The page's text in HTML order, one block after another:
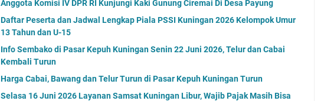
Anggota Komisi IV DPR RI Kunjungi Kaki Gunung Ciremai Di Desa Payung
Daftar Peserta dan Jadwal Lengkap Piala PSSI Kuningan 2026 Kelompok Umur
13 Tahun dan U-15
Info Sembako di Pasar Kepuh Kuningan Senin 22 Juni 2026, Telur dan Cabai
Kembali Turun
Harga Cabai, Bawang dan Telur Turun di Pasar Kepuh Kuningan Turun
Selasa 16 Juni 2026 Layanan Samsat Kuningan Libur, Wajib Pajak Masih Bisa